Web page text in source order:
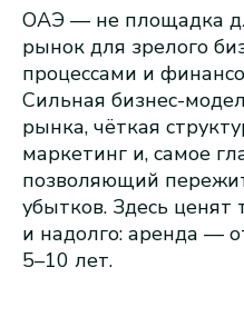
ОАЭ — не площадка
рынок для зрелого
процессами и
Сильная бизнес-
рынка, чёткая
маркетинг и, самое
позволяющий
убытков. Здесь ценят
и надолго: аренда —
5–10 лет.